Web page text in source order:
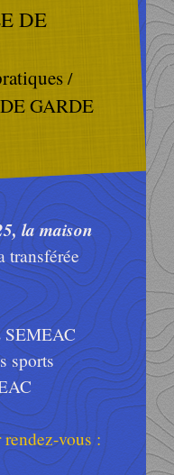
DE
/
GARDE
la maison
transférée
SEMEAC
sports
vous :